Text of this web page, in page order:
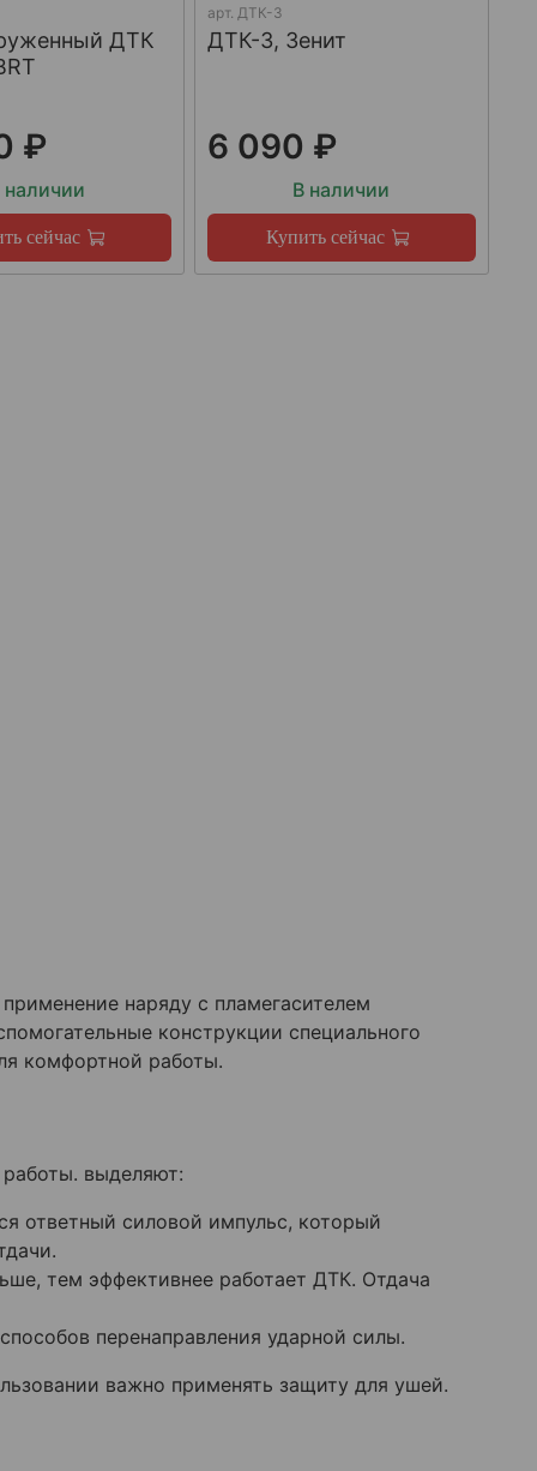
ДТК
₽
наличии
сейчас
арт. ДТК-3
ДТК-3, Зенит
6 090 ₽
В наличии
Купить сейчас
наряду с пламегасителем
конструкции специального
комфортной работы.
выделяют:
ответный силовой импульс, который
тем эффективнее работает ДТК. Отдача
перенаправления ударной силы.
важно применять защиту для ушей.